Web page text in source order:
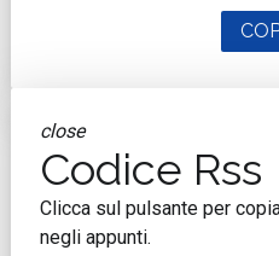
close
Codice Rss
Clicca sul pulsante per
negli appunti.